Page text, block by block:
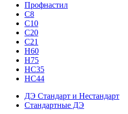
Профнастил
С8
С10
С20
С21
H60
H75
HС35
НС44
ДЭ Стандарт и Нестандарт
Стандартные ДЭ